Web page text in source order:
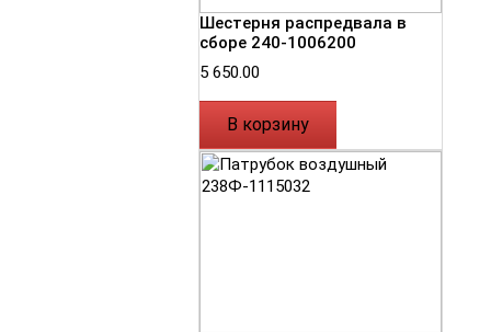
Шестерня распредвала в
сборе 240-1006200
5 650.00
В корзину